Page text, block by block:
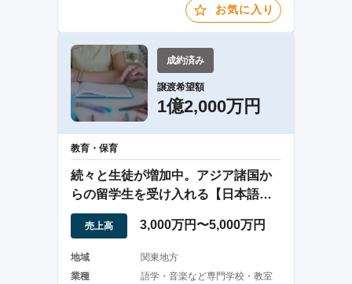
お気に入り
成約済み
譲渡希望額
1億2,000万円
教育・保育
続々と生徒が増加中。アジア諸国か
らの留学生を受け入れる【日本語学
校】の株式譲渡
売上高 3,000万円〜5,000万円
地域
関東地方
業種
語学・音楽など専門学校・教室